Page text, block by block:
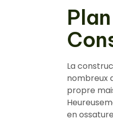
La
nombreux
propre
en